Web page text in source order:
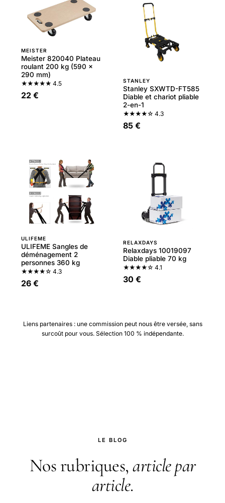
MEISTER
Meister 820040 Plateau
roulant 200 kg (590 x
290 mm)
★★★★★ 4.5
22 €
STANLEY
Stanley SXWTD-FT585
Diable et chariot pliable
2-en-1
★★★★☆ 4.3
85 €
ULIFEME
ULIFEME Sangles de
déménagement 2
personnes 360 kg
★★★★☆ 4.3
26 €
RELAXDAYS
Relaxdays 10019097
Diable pliable 70 kg
★★★★☆ 4.1
30 €
Liens partenaires : une commission peut nous être versée, sans
surcoût pour vous. Sélection 100 % indépendante.
LE BLOG
Nos rubriques, article par
article.